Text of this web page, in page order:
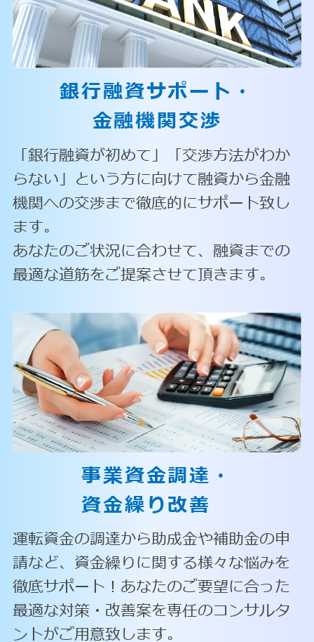
銀行融資サポート・
金融機関交渉
「銀行融資が初めて」「交渉方法がわか
らない」という方に向けて融資から金融
機関への交渉まで徹底的にサポート致し
ます。
あなたのご状況に合わせて、融資までの
最適な道筋をご提案させて頂きます。
事業資金調達・
資金繰り改善
運転資金の調達から助成金や補助金の申
請など、資金繰りに関する様々な悩みを
徹底サポート！あなたのご要望に合った
最適な対策・改善案を専任のコンサルタ
ントがご用意致します。